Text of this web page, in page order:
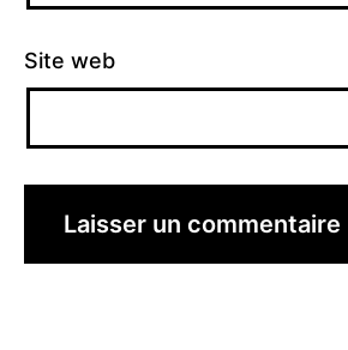
Site web